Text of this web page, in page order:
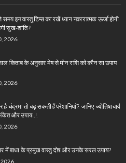
समय इन वास्तु टिप्स का रखें ध्यान नकारात्मक ऊर्जा होगी
सुख-शांति?
2026
किताब के अनुसार मेष से मीन राशि को कौन सा उपाय
2026
चंद्रमा तो बढ़ सकती हैं परेशानियां? जानिए ज्योतिषाचार्य
और उपाय…!
2026
में बाधा के प्रमुख वास्तु दोष और उनके सरल उपाय?
2026